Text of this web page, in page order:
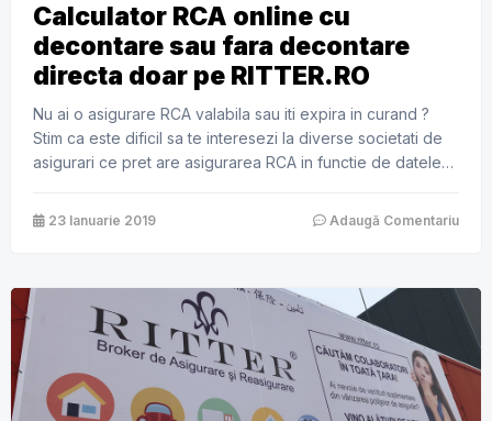
Calculator RCA online cu
decontare sau fara decontare
directa doar pe RITTER.RO
Nu ai o asigurare RCA valabila sau iti expira in curand ?
Stim ca este dificil sa te interesezi la diverse societati de
asigurari ce pret are asigurarea RCA in functie de datele
de calcul online, cu ajutorul caruia vei afla simplu si […]
23 Ianuarie 2019 Adaugă Comentariu